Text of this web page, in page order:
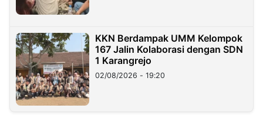
KKN Berdampak UMM Kelompok
167 Jalin Kolaborasi dengan SDN
1 Karangrejo
02/08/2026 - 19:20